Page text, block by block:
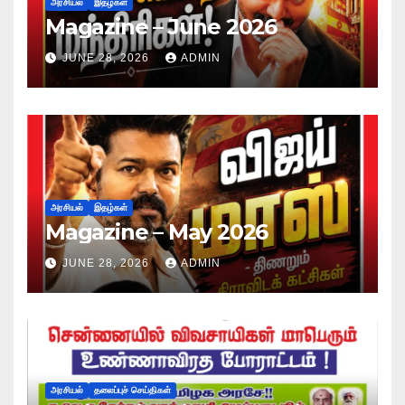
அரசியல் இதழ்கள்
Magazine – June 2026
JUNE 28, 2026 ADMIN
அரசியல் இதழ்கள்
Magazine – May 2026
JUNE 28, 2026 ADMIN
அரசியல் தலைப்புச் செய்திகள்